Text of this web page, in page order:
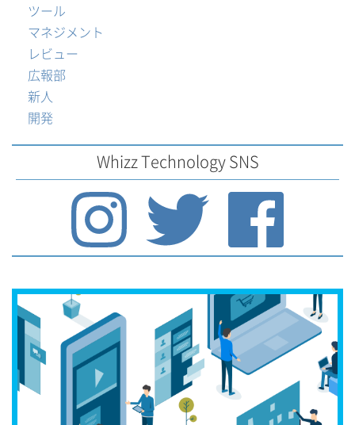
ツール
マネジメント
レビュー
広報部
新人
開発
Whizz Technology SNS